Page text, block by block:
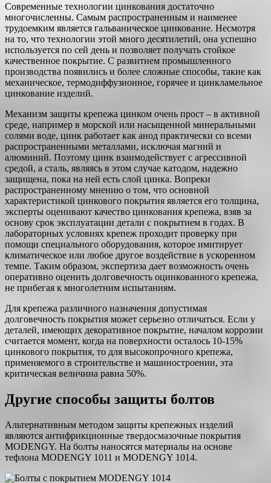
Современные технологии цинкования достаточно
многочисленны. Самым распространенным и наименее
трудоемким является гальваническое цинкование. Несмотря
на то, что технологии этой много десятилетий, она успешно
используется по сей день и позволяет получать стойкое
качественное покрытие. С развитием промышленного
производства появились и более сложные способы, такие как
механическое, термодиффузионное, горячее и цинкламельное
цинкование изделий.
Механизм защиты крепежа цинком очень прост – в активной
среде, например в морской или насыщенной минеральными
солями воде, цинк работает как анод практически со всеми
распространенными металлами, исключая магний и
алюминий. Поэтому цинк взаимодействует с агрессивной
средой, а сталь, являясь в этом случае катодом, надежно
защищена, пока на ней есть слой цинка. Вопреки
распространенному мнению о том, что основной
характеристикой цинкового покрытия является его толщина,
эксперты оценивают качество цинкования крепежа, взяв за
основу срок эксплуатации детали с покрытием в годах. В
лабораторных условиях крепеж проходит проверку при
помощи специального оборудования, которое имитирует
климатическое или любое другое воздействие в ускоренном
темпе. Таким образом, экспертиза дает возможность очень
оперативно оценить долговечность оцинкованного крепежа,
не прибегая к многолетним испытаниям.
Для крепежа различного назначения допустимая
долговечность покрытия может серьезно отличаться. Если у
деталей, имеющих декоративное покрытие, началом коррозии
считается момент, когда на поверхности осталось 10-15%
цинкового покрытия, то для высокопрочного крепежа,
применяемого в строительстве и машиностроении, эта
критическая величина равна 50%.
Другие способы защиты болтов
Альтернативным методом защиты крепежных изделий
являются антифрикционные твердосмазочные покрытия
MODENGY. На болты наносятся материалы на основе
тефлона MODENGY 1011 и MODENGY 1014.